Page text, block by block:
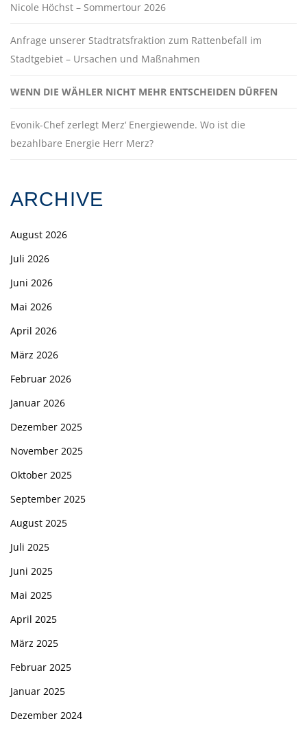
Nicole Höchst – Sommertour 2026
Anfrage unserer Stadtratsfraktion zum Rattenbefall im
Stadtgebiet – Ursachen und Maßnahmen
WENN DIE WÄHLER NICHT MEHR ENTSCHEIDEN DÜRFEN
Evonik-Chef zerlegt Merz‘ Energiewende. Wo ist die
bezahlbare Energie Herr Merz?
ARCHIVE
August 2026
Juli 2026
Juni 2026
Mai 2026
April 2026
März 2026
Februar 2026
Januar 2026
Dezember 2025
November 2025
Oktober 2025
September 2025
August 2025
Juli 2025
Juni 2025
Mai 2025
April 2025
März 2025
Februar 2025
Januar 2025
Dezember 2024